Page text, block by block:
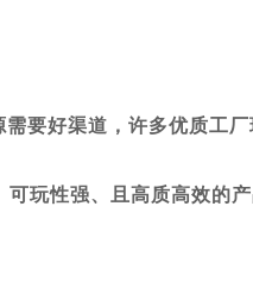
要好渠道，许多优质工
可玩性强、且高质高效的